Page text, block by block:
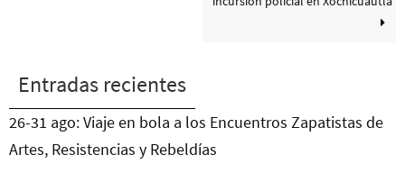
Entradas recientes
26-31 ago: Viaje en bola a los Encuentros Zapatistas de
Artes, Resistencias y Rebeldías